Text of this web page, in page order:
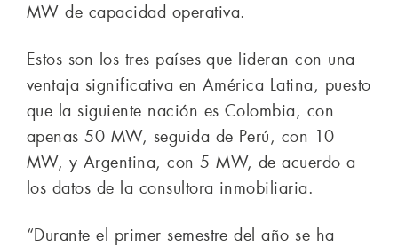
MW de capacidad operativa.
Estos son los tres países que lideran con una
ventaja significativa en América Latina, puesto
que la siguiente nación es Colombia, con
apenas 50 MW, seguida de Perú, con 10
MW, y Argentina, con 5 MW, de acuerdo a
los datos de la consultora inmobiliaria.
“Durante el primer semestre del año se ha